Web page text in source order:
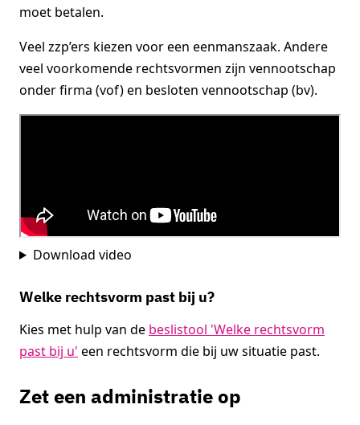
moet betalen.
Veel zzp’ers kiezen voor een eenmanszaak. Andere
veel voorkomende rechtsvormen zijn vennootschap
onder firma (vof) en besloten vennootschap (bv).
Download video
Welke rechtsvorm past bij u?
Kies met hulp van de beslistool 'Welke rechtsvorm
past bij u' een rechtsvorm die bij uw situatie past.
Zet een administratie op